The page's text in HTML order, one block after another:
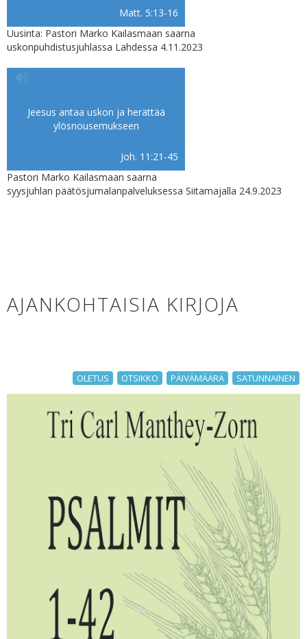
Matt. 5:13-16
Uusinta: Pastori Marko Kailasmaan saarna
uskonpuhdistusjuhlassa Lahdessa 4.11.2023
Jeesus antaa uskon ja herättää
ylösnousemukseen
Joh. 11:21-45
Pastori Marko Kailasmaan saarna
syysjuhlan päätösjumalanpalveluksessa Siitamajalla 24.9.2023
AJANKOHTAISIA KIRJOJA
OLETUS OTSIKKO PÄIVÄMÄÄRÄ SATUNNAINEN